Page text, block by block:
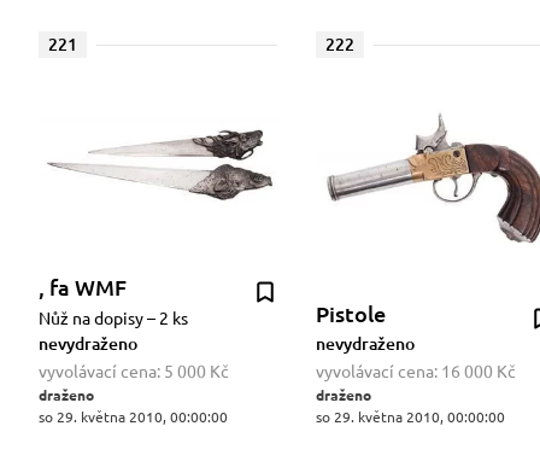
221
, fa WMF
Nůž na dopisy – 2 ks
nevydraženo
vyvolávací cena: 5 000 Kč
draženo
so 29. května 2010, 00:00:00
222
Pistole
nevydraženo
vyvolávací cena: 16 000 Kč
draženo
so 29. května 2010, 00:00:00